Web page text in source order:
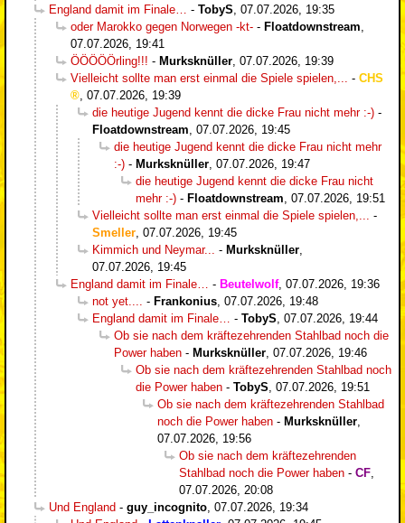
England damit im Finale…
- TobyS 07.07.2026, 19:35
oder Marokko gegen Norwegen -kt- - Floatdownstream
07.07.2026, 19:41
ÖÖÖÖÖrling!!! - Murksknüller 07.07.2026, 19:39
Vielleicht sollte man erst einmal die Spiele spielen,...
- CHS
07.07.2026, 19:39
die heutige Jugend kennt die dicke Frau nicht mehr :-) -
Floatdownstream 07.07.2026, 19:45
die heutige Jugend kennt die dicke Frau nicht mehr
:-) - Murksknüller 07.07.2026, 19:47
die heutige Jugend kennt die dicke Frau nicht
mehr :-) - Floatdownstream 07.07.2026, 19:51
Vielleicht sollte man erst einmal die Spiele spielen,...
-
Smeller 07.07.2026, 19:45
Kimmich und Neymar...
- Murksknüller
07.07.2026, 19:45
England damit im Finale…
- Beutelwolf, 07.07.2026, 19:36
not yet....
- Frankonius 07.07.2026, 19:48
England damit im Finale…
- TobyS 07.07.2026, 19:44
Ob sie nach dem kräftezehrenden Stahlbad noch die
Power haben - Murksknüller 07.07.2026, 19:46
Ob sie nach dem kräftezehrenden Stahlbad noch
die Power haben - TobyS 07.07.2026, 19:51
Ob sie nach dem kräftezehrenden Stahlbad
noch die Power haben - Murksknüller
07.07.2026, 19:56
Ob sie nach dem kräftezehrenden
Stahlbad noch die Power haben - CF
07.07.2026, 20:08
Und England - guy_incognito 07.07.2026, 19:34